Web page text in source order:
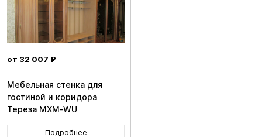
от 32 007 ₽
Мебельная стенка для
гостиной и коридора
Тереза MXM-WU
Подробнее